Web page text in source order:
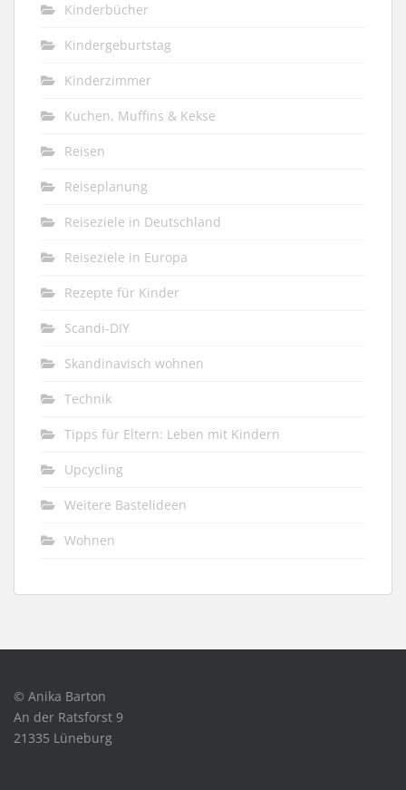
Kinderbücher
Kindergeburtstag
Kinderzimmer
Kuchen, Muffins & Kekse
Reisen
Reiseplanung
Reiseziele in Deutschland
Reiseziele in Europa
Rezepte für Kinder
Scandi-DIY
Skandinavisch wohnen
Technik
Tipps für Eltern: Leben mit Kindern
Upcycling
Weitere Bastelideen
Wohnen
© Anika Barton
An der Ratsforst 9
21335 Lüneburg